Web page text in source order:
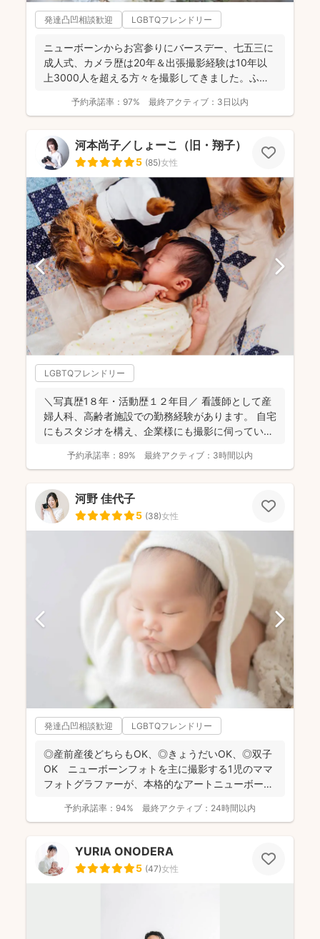
発達凸凹相談歓迎 LGBTQフレンドリー
ニューボーンからお宮参りにバースデー、七五三に
成人式、カメラ歴は20年＆出張撮影経験は10年以
上3000人を超える方々を撮影してきました。ふん
予約承諾率： 97% 最終アクティブ： 3日以内
河本尚子／しょーこ（旧・翔子）
5 (85)女性
LGBTQフレンドリー
＼写真歴1８年・活動歴１２年目／ 看護師として産
婦人科、高齢者施設での勤務経験があります。 自宅
にもスタジオを構え、企業様にも撮影に伺っていま
予約承諾率： 89% 最終アクティブ： 3時間以内
河野 佳代子
5 (38)女性
発達凸凹相談歓迎 LGBTQフレンドリー
◎産前産後どちらもOK、◎きょうだいOK、◎双子
OK ニューボーンフォトを主に撮影する1児のママ
フォトグラファーが、本格的なアートニューボーン
予約承諾率： 94% 最終アクティブ： 24時間以内
YURIA ONODERA
5 (47)女性